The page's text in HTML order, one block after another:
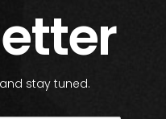
stay tuned.